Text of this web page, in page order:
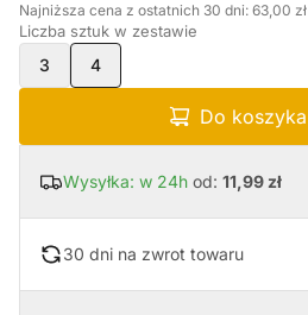
Najniższa cena z ostatnich 30 dni: 63,00 zł
Liczba sztuk w zestawie
3 4
Do koszyka
Wysyłka: w 24h od: 11,99 zł
30 dni na zwrot towaru